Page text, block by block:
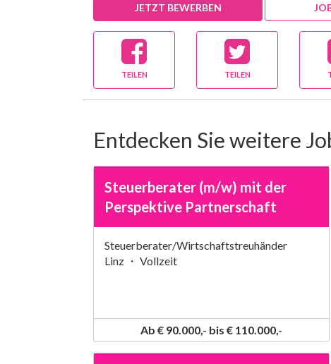
JETZT BEWERBEN
TEILEN TEILEN
Entdecken Sie weitere
Steuerberater (m/w) mit der
Perspektive Partnerschaft
Steuerberater/Wirtschaftstreuhänder
Linz ・ Vollzeit
Ab € 90.000,- bis € 110.000,-